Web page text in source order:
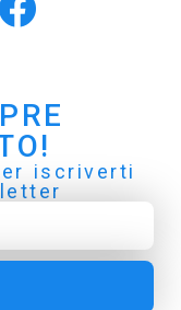
iscriverti